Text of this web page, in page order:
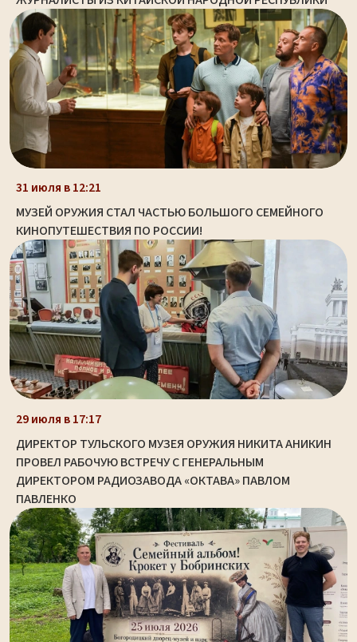
31 июля в 12:21
МУЗЕЙ ОРУЖИЯ СТАЛ ЧАСТЬЮ БОЛЬШОГО СЕМЕЙНОГО
КИНОПУТЕШЕСТВИЯ ПО РОССИИ!
29 июля в 17:17
ДИРЕКТОР ТУЛЬСКОГО МУЗЕЯ ОРУЖИЯ НИКИТА АНИКИН
ПРОВЕЛ РАБОЧУЮ ВСТРЕЧУ С ГЕНЕРАЛЬНЫМ
ДИРЕКТОРОМ РАДИОЗАВОДА «ОКТАВА» ПАВЛОМ
ПАВЛЕНКО